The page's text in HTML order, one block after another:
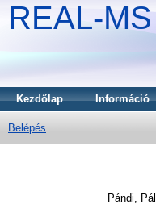
REAL-MS
Kezdőlap Információ
Belépés
Pándi, Pál